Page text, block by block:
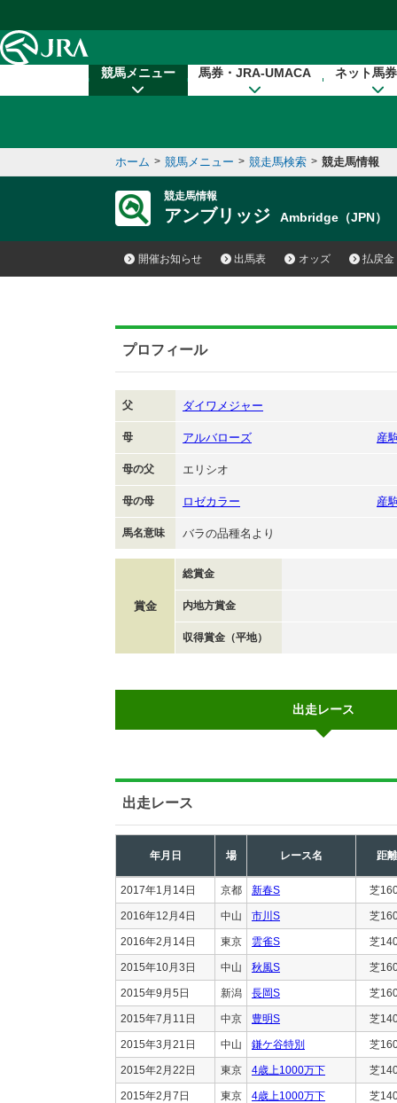
競馬メニュー 馬券・JRA-UMACA ネット馬
ホーム > 競馬メニュー > 競走馬検索 > 競走馬情報
競走馬情報
アンブリッジ Ambridge（JPN）
開催お知らせ 出馬表 オッズ 払戻金
プロフィール
父 ダイワメジャー
母 アルバローズ 産
母の父 エリシオ
母の母 ロゼカラー 産
馬名意味 バラの品種名より
賞金
総賞金
内地方賞金
収得賞金（平地）
出走レース
出走レース
年月日 場 レース名 距離
2017年1月14日 京都 新春S 芝
2016年12月4日 中山 市川S 芝
2016年2月14日 東京 雲雀S 芝
2015年10月3日 中山 秋風S 芝
2015年9月5日 新潟 長岡S 芝
2015年7月11日 中京 豊明S 芝
2015年3月21日 中山 鎌ケ谷特別 芝
2015年2月22日 東京 4歳上1000万下 芝
2015年2月7日 東京 4歳上1000万下 芝